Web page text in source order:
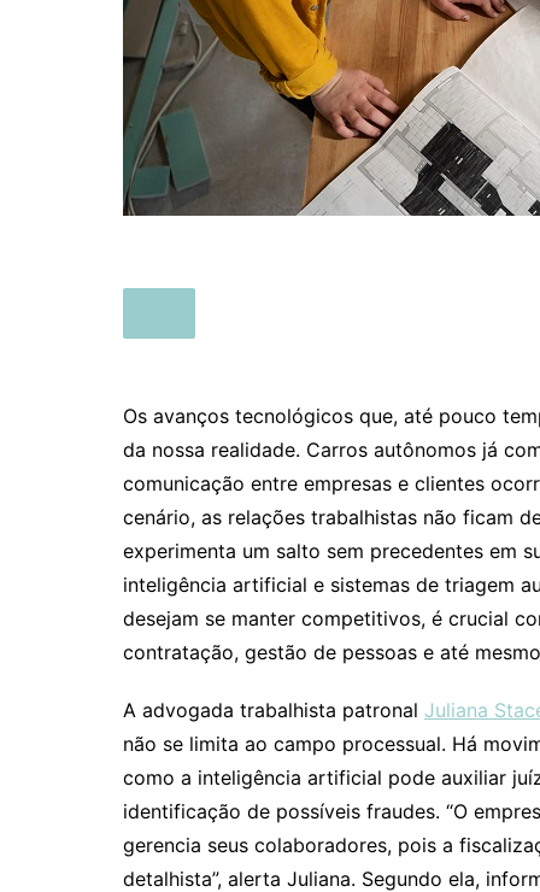
Os avanços tecnológicos que, até pouco
da nossa realidade. Carros autônomos já
comunicação entre empresas e clientes
cenário, as relações trabalhistas não ficam
experimenta um salto sem precedentes em
inteligência artificial e sistemas de triagem
desejam se manter competitivos, é crucial
contratação, gestão de pessoas e até
A advogada trabalhista patronal Juliana
não se limita ao campo processual. Há
como a inteligência artificial pode auxiliar
identificação de possíveis fraudes. “O
gerencia seus colaboradores, pois a
detalhista”, alerta Juliana. Segundo ela,